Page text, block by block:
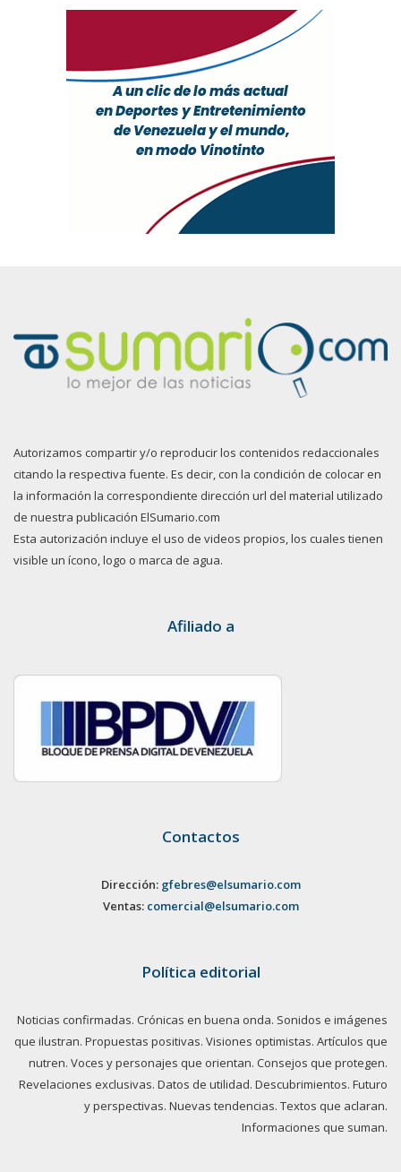
Autorizamos compartir y/o reproducir los contenidos redaccionales
citando la respectiva fuente. Es decir, con la condición de colocar en
la información la correspondiente dirección url del material utilizado
de nuestra publicación ElSumario.com
Esta autorización incluye el uso de videos propios, los cuales tienen
visible un ícono, logo o marca de agua.
Afiliado a
Contactos
Dirección: gfebres@elsumario.com
Ventas: comercial@elsumario.com
Política editorial
Noticias confirmadas. Crónicas en buena onda. Sonidos e imágenes
que ilustran. Propuestas positivas. Visiones optimistas. Artículos que
nutren. Voces y personajes que orientan. Consejos que protegen.
Revelaciones exclusivas. Datos de utilidad. Descubrimientos. Futuro
y perspectivas. Nuevas tendencias. Textos que aclaran.
Informaciones que suman.